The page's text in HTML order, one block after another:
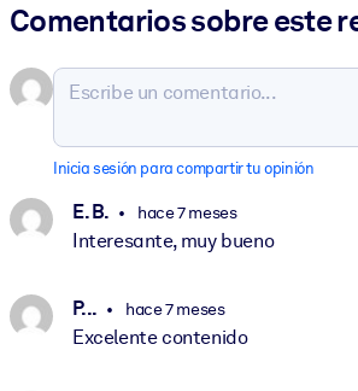
Comentarios sobre este
Inicia sesión para compartir tu opinión
E. B. hace 7 meses
Interesante, muy bueno
P. .. hace 7 meses
Excelente contenido